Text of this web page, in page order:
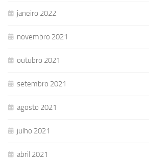
janeiro 2022
novembro 2021
outubro 2021
setembro 2021
agosto 2021
julho 2021
abril 2021